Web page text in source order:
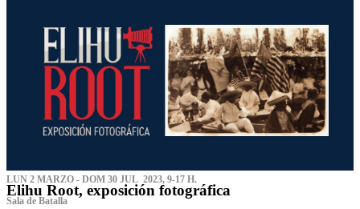
LUN 2 MARZO - DOM 30 JUL 2023, 9-17 H.
Elihu Root, exposición fotográfica
Sala de Batalla